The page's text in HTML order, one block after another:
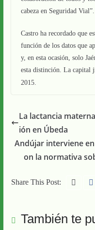
cabeza en Seguridad Vial”.
Castro ha recordado que
función de los datos que
y, en esta ocasión, solo
esta distinción. La capital
2015.
La lactancia
ión en Úbeda
Andújar interviene
on la normativa
Share This Post:
También te